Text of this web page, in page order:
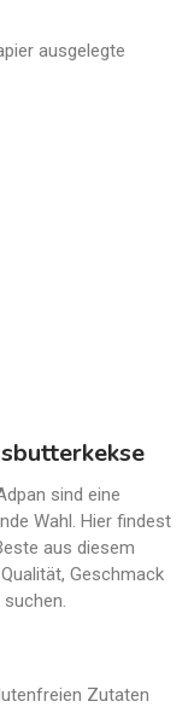
ausgelegte
sind eine
Wahl. Hier findest
aus diesem
Geschmack
Zutaten